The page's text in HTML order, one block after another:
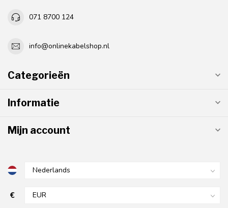
071 8700 124
info@onlinekabelshop.nl
Categorieën
Informatie
Mijn account
€